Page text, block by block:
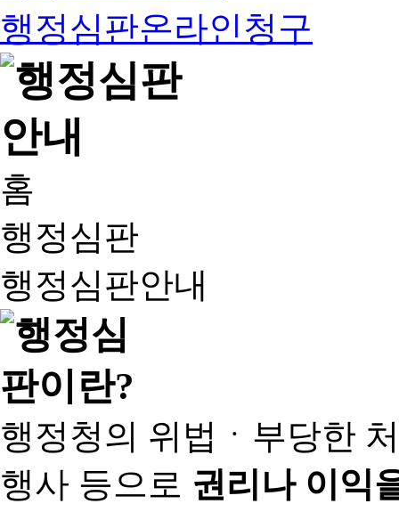
행정심판온라인청구
홈
행정심판
행정심판안내
행정청의 위법ㆍ부당한
행사 등으로 권리나 이익